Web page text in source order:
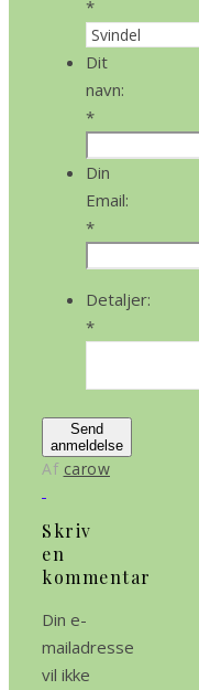
*
Dit
navn:
*
Din
Email:
*
Detaljer:
*
Send
anmeldelse
Af carow
Skriv
en
kommentar
Din e-
mailadresse
vil ikke